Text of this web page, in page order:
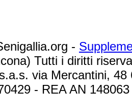
-
Tutti i diritti
via Mercantini,
- REA AN